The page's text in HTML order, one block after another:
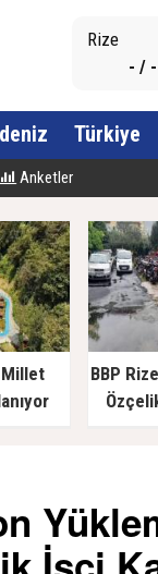
- / -
Türkiye
Anketler
Millet
BBP